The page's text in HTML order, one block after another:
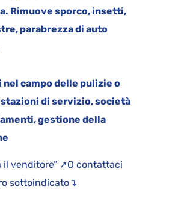
Rimuove sporco, insetti,
parabrezza di auto
campo delle pulizie o
di servizio, società
gestione della
il venditore” ➚O contattaci
sottoindicato↴